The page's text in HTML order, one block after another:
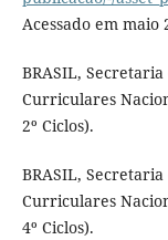
Acessado em maio
BRASIL,
Curriculares
2º Ciclos).
BRASIL,
Curriculares
4º Ciclos).